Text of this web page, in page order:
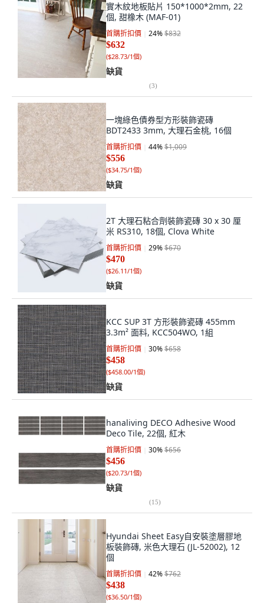
實木紋地板貼片 150*1000*2mm, 22
個, 甜橡木 (MAF-01)
首購折扣價 24%$832
$632
($28.73/1個)
缺貨
(3)
一塊綠色債券型方形裝飾瓷磚
BDT2433 3mm, 大理石金桃, 16個
首購折扣價 44%$1,009
$556
($34.75/1個)
缺貨
2T 大理石粘合劑裝飾瓷磚 30 x 30 厘
米 RS310, 18個, Clova White
首購折扣價 29%$670
$470
($26.11/1個)
缺貨
KCC SUP 3T 方形裝飾瓷磚 455mm
3.3m² 面料, KCC504WO, 1組
首購折扣價 30%$658
$458
($458.00/1個)
缺貨
hanaliving DECO Adhesive Wood
Deco Tile, 22個, 紅木
首購折扣價 30%$656
$456
($20.73/1個)
缺貨
(15)
Hyundai Sheet Easy自安裝塗層膠地
板裝飾磚, 米色大理石 (JL-52002), 12
個
首購折扣價 42%$762
$438
($36.50/1個)